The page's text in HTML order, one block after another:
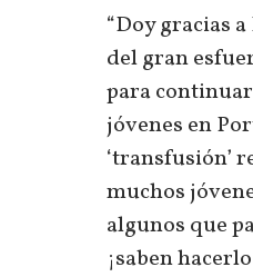
“Doy gracias
del gran
para
jóvenes en
‘transfusión’
muchos
algunos que
¡saben